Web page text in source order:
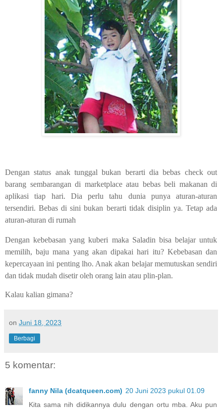
Dengan status anak tunggal bukan berarti dia bebas check out
barang sembarangan di marketplace atau bebas beli makanan di
aplikasi tiap hari. Dia perlu tahu dunia punya aturan-aturan
tersendiri. Bebas di sini bukan berarti tidak disiplin ya. Tetap ada
aturan-aturan di rumah
Dengan kebebasan yang kuberi maka Saladin bisa belajar untuk
memilih, baju mana yang akan dipakai hari itu? Kebebasan dan
kepercayaan ini penting lho. Anak akan belajar memutuskan sendiri
dan tidak mudah disetir oleh orang lain atau plin-plan.
Kalau kalian gimana?
on Juni 18, 2023
Berbagi
5 komentar:
fanny Nila (dcatqueen.com) 20 Juni 2023 pukul 01.09
Kita sama nih didikannya dulu dengan ortu mba. Aku pun